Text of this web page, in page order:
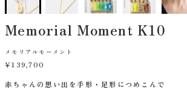
Memorial Moment K10
メモリアルモーメント
¥139,700
赤ちゃんの思い出を手形・足形につめこんで